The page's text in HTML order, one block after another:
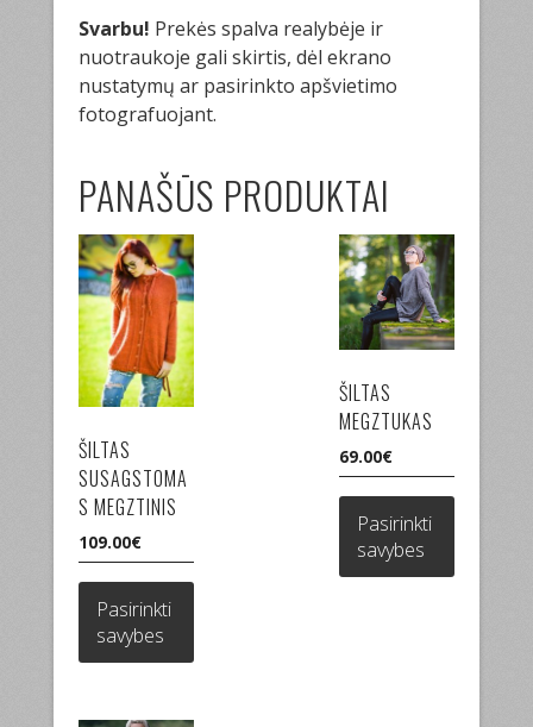
Svarbu! Prekės spalva realybėje ir
nuotraukoje gali skirtis, dėl ekrano
nustatymų ar pasirinkto apšvietimo
fotografuojant.
PANAŠŪS PRODUKTAI
ŠILTAS
SUSAGSTOMA
S MEGZTINIS
109.00€
Pasirinkti
savybes
ŠILTAS
MEGZTUKAS
69.00€
Pasirinkti
savybes